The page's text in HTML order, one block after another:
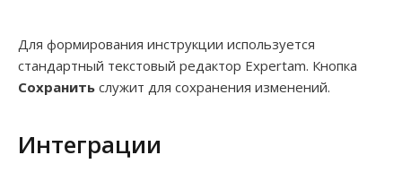
Для формирования инструкции используется
стандартный текстовый редактор Expertam. Кнопка
Сохранить служит для сохранения изменений.
Интеграции